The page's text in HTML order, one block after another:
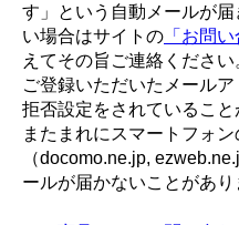
す」という自動メールが
い場合はサイトの 「お問い
えてその旨ご連絡ください
ご登録いただいたメール
拒否設定をされていること
またまれにスマートフォ
（docomo.ne.jp,
ールが届かないことがあり